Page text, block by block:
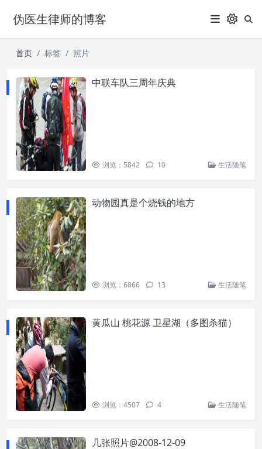
伪医生律师的博客
首页 标签 照片
中联车队三周年庆典
浏览：5842 10 生活随笔
动物园真是个烧钱的地方
浏览：6866 13 生活随笔
黄瓜山 桃花源 卫星湖（多图杀猫）
浏览：4507 4 生活随笔
几张照片@2008-12-09